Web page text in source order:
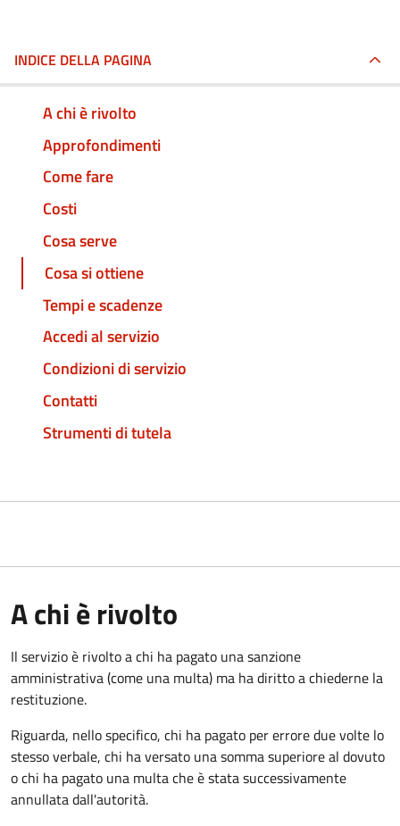
INDICE DELLA PAGINA
A chi è rivolto
Approfondimenti
Come fare
Costi
Cosa serve
Cosa si ottiene
Tempi e scadenze
Accedi al servizio
Condizioni di servizio
Contatti
Strumenti di tutela
A chi è rivolto
Il servizio è rivolto a chi ha pagato una sanzione
amministrativa (come una multa) ma ha diritto a chiederne la
restituzione.
Riguarda, nello specifico, chi ha pagato per errore due volte lo
stesso verbale, chi ha versato una somma superiore al dovuto
o chi ha pagato una multa che è stata successivamente
annullata dall'autorità.